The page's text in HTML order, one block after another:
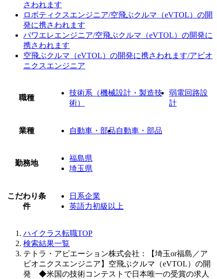
さわれます
ロボティクスエンジニア/空飛ぶクルマ（eVTOL）の開
発に携さわれます
パワエレエンジニア/空飛ぶクルマ（eVTOL）の開発に
携さわれます
空飛ぶクルマ（eVTOL）の開発に携さわれます/アビオ
ニクスエンジニア
職種
技術系（機械設計・製造技
術）
弱電回路設
計
業種 自動車・部品自動車・部品
勤務地
福島県
埼玉県
こだわり条
件
日系企業
英語力初級以上
ハイクラス転職TOP
検索結果一覧
テトラ・アビエーション株式会社：【埼玉or福島／ア
ビオニクスエンジニア】空飛ぶクルマ（eVTOL）の開
発 ◆米国の技術コンテストで日本唯一の受賞の求人